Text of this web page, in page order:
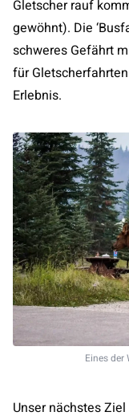
Gletscher rauf
gewöhnt). Die
schweres Gefährt
für
Erlebnis.
Eines der
Unser nächstes